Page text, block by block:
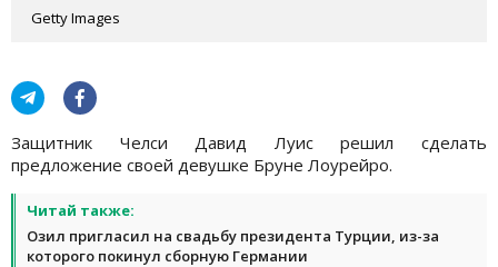
Getty Images
Защитник Челси Давид Луис решил сделать
предложение своей девушке Бруне Лоурейро.
Читай также:
Озил пригласил на свадьбу президента Турции, из-за
которого покинул сборную Германии